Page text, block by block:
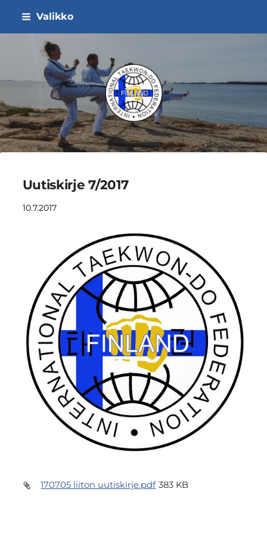
Siirry
sisältöön
Valikko
ITF Taekwon-do Liitto ry
Uutiskirje 7/2017
10.7.2017
170705 liiton uutiskirje.pdf 383 KB